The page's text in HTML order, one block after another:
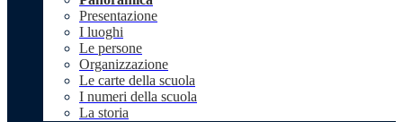
Presentazione
I luoghi
Le persone
Organizzazione
Le carte della scuola
I numeri della scuola
La storia